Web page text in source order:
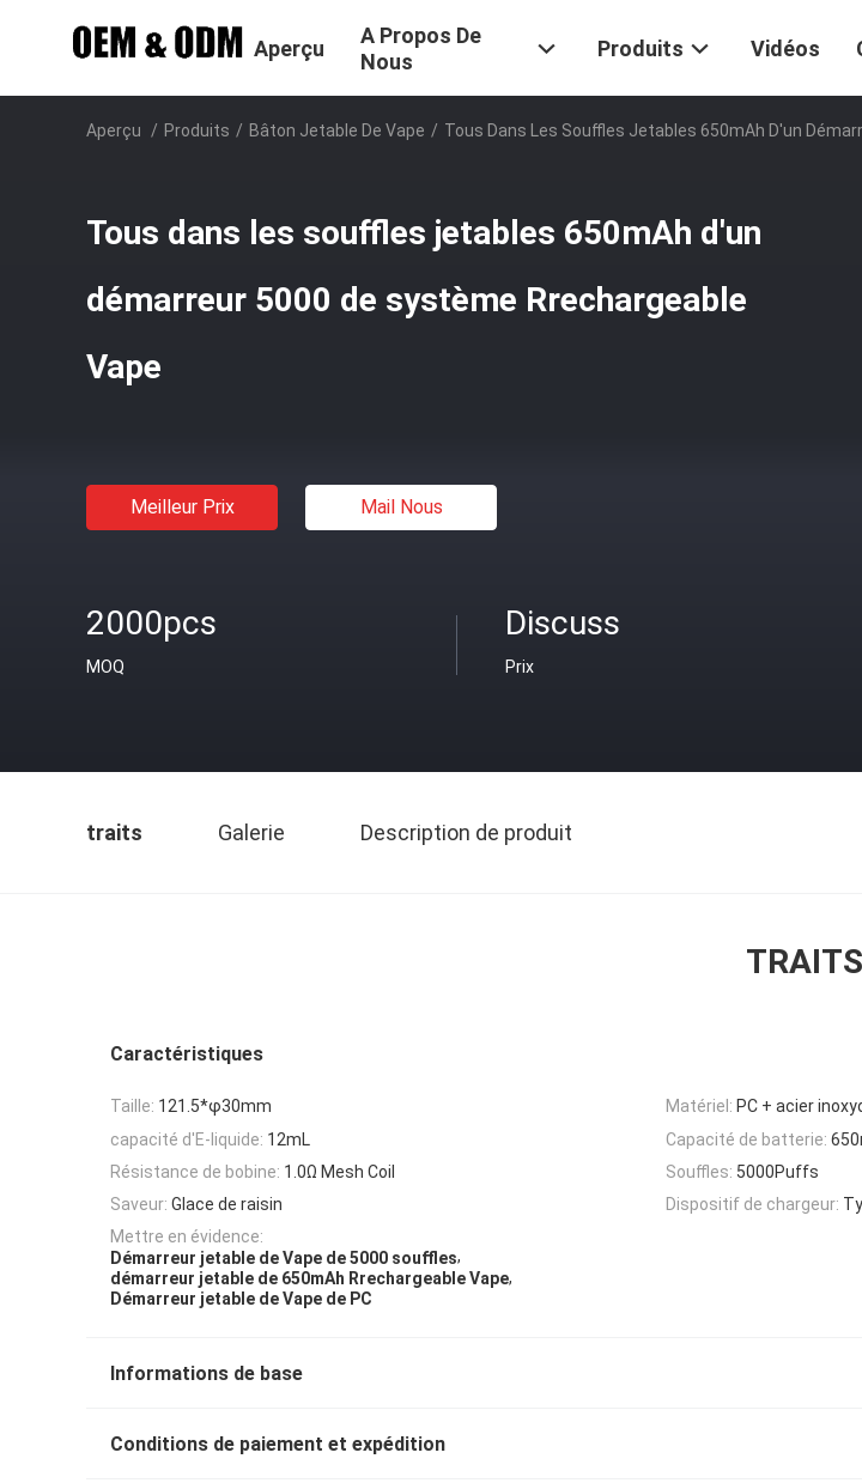
Aperçu
A Propos De
Nous
Produits Vidéos
Aperçu / Produits / Bâton Jetable De Vape / Tous Dans Les Souffles Jetables 650mAh D'un
Tous dans les souffles jetables 650mAh d'un
démarreur 5000 de système Rrechargeable
Vape
Meilleur Prix Mail Nous
2000pcs
MOQ
Discuss
Prix
traits Galerie Description de produit
TRAITS
Caractéristiques
Taille: 121.5*φ30mm Matériel: PC + acier
capacité d'E-liquide: 12mL Capacité de batterie:
Résistance de bobine: 1.0Ω Mesh Coil Souffles: 5000Puffs
Saveur: Glace de raisin Dispositif de chargeur:
Mettre en évidence:
Démarreur jetable de Vape de 5000 souffles,
démarreur jetable de 650mAh Rrechargeable Vape,
Démarreur jetable de Vape de PC
Informations de base
Conditions de paiement et expédition